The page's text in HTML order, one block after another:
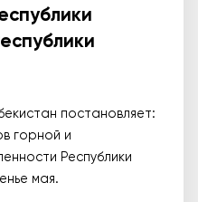
постановляет:
горной и
Республики
мая.